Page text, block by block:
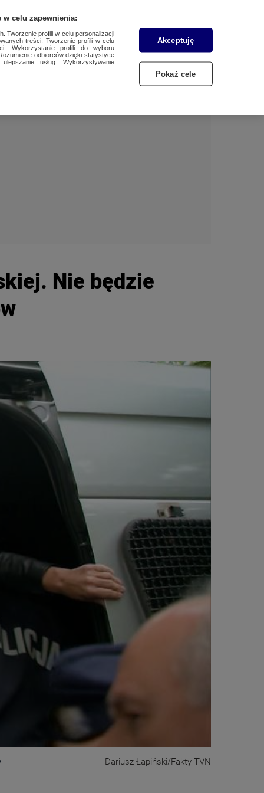
Dzień dobry!
ZALOGUJ SIĘ
Nie będzie
Dariusz Łapiński/Fakty TVN
w celu zapewnienia:
Tworzenie profili w celu personalizacji
treści. Tworzenie profili w celu
Wykorzystanie profili do wyboru
odbiorców dzięki statystyce
usług. Wykorzystywanie
Akceptuję
Pokaż cele